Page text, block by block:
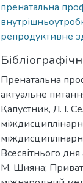
пренатальна
репродуктивне
Пренатальна
актуальне
Капустник, Л. І.
Всесвітнього
М. Шияна;